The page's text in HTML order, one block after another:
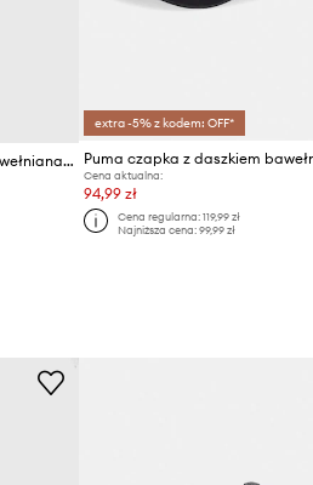
Puma czapka z daszkiem bawełniana Downtown Low Curve Cap
extra -5% z kodem: OFF*
Cena aktualna:
94,99 zł
Cena regularna: 119,99 zł
Najniższa cena: 99,99 zł